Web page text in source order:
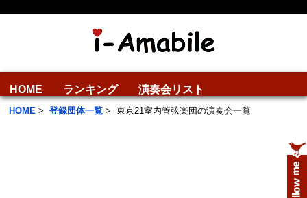
HOME ランキング 演奏会リスト
HOME > 登録団体一覧 > 東京21室内管弦楽団の演奏会一覧